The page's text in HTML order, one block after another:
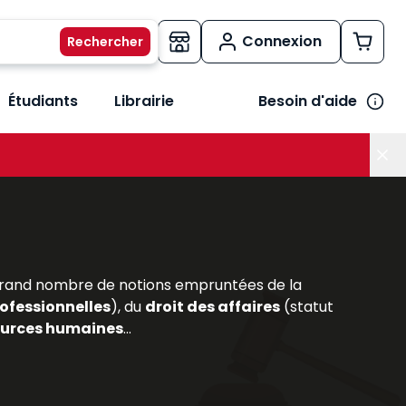
Connexion
métiers
le sous-menu Vos besoins
Étudiants Librairie Besoin d'aide
nombre de notions empruntées de la
), du droit des affaires (statut
humaines...